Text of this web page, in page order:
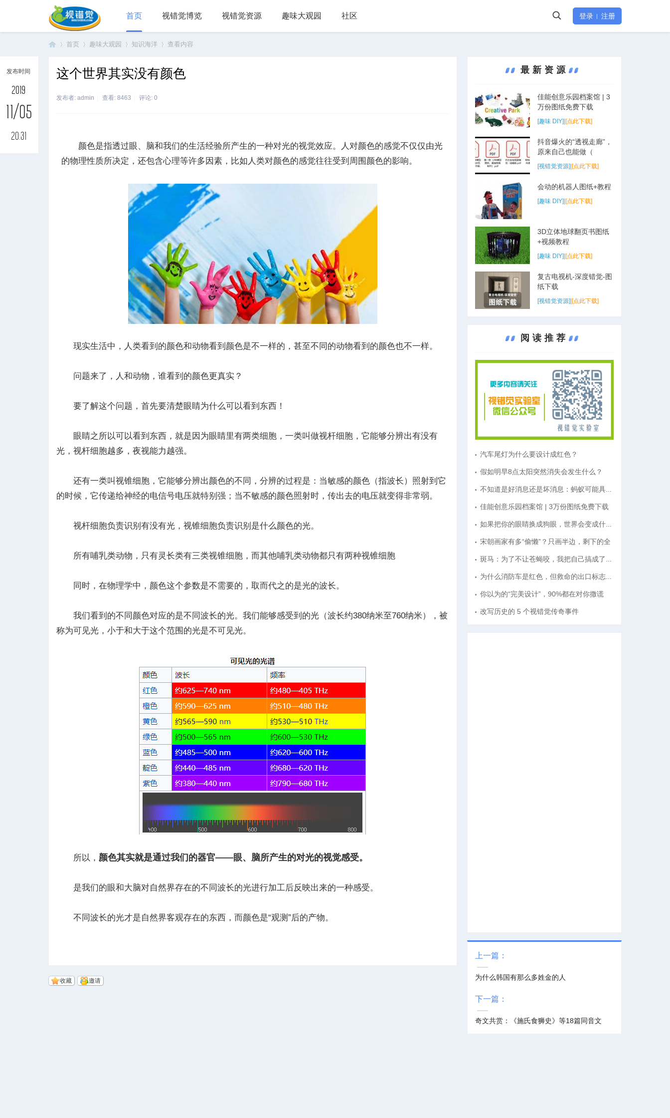
首页 视错觉博览 视错觉资源 趣味大观园 社区 登录 注册
首页 趣味大观园 知识海洋 查看内容
发布时间
2019
11/05
20:31
这个世界其实没有颜色
发布者: admin 查看: 8463 评论: 0
颜色是指透过眼、脑和我们的生活经验所产生的一种对光的视觉效应。人对颜色的感觉不仅仅由光
的物理性质所决定，还包含心理等许多因素，比如人类对颜色的感觉往往受到周围颜色的影响。
现实生活中，人类看到的颜色和动物看到颜色是不一样的，甚至不同的动物看到的颜色也不一样。
问题来了，人和动物，谁看到的颜色更真实？
要了解这个问题，首先要清楚眼睛为什么可以看到东西！
眼睛之所以可以看到东西，就是因为眼睛里有两类细胞，一类叫做视杆细胞，它能够分辨出有没有
光，视杆细胞越多，夜视能力越强。
还有一类叫视锥细胞，它能够分辨出颜色的不同，分辨的过程是：当敏感的颜色（指波长）照射到它
的时候，它传递给神经的电信号电压就特别强；当不敏感的颜色照射时，传出去的电压就变得非常弱。
视杆细胞负责识别有没有光，视锥细胞负责识别是什么颜色的光。
所有哺乳类动物，只有灵长类有三类视锥细胞，而其他哺乳类动物都只有两种视锥细胞
同时，在物理学中，颜色这个参数是不需要的，取而代之的是光的波长。
我们看到的不同颜色对应的是不同波长的光。我们能够感受到的光（波长约380纳米至760纳米），被
称为可见光，小于和大于这个范围的光是不可见光。
所以， 颜色其实就是通过我们的器官——眼、脑所产生的对光的视觉感受。
是我们的眼和大脑对自然界存在的不同波长的光进行加工后反映出来的一种感受。
不同波长的光才是自然界客观存在的东西，而颜色是“观测”后的产物。
收藏 邀请
最新资源
佳能创意乐园档案馆 | 3
万份图纸免费下载
[趣味 DIY] [点此下载]
抖音爆火的“透视走廊”，
原来自己也能做（
[视错觉资源] [点此下载]
会动的机器人图纸+教程
[趣味 DIY] [点此下载]
3D立体地球翻页书图纸
+视频教程
[趣味 DIY] [点此下载]
复古电视机-深度错觉-图
纸下载
[视错觉资源] [点此下载]
阅读推荐
汽车尾灯为什么要设计成红色？
假如明早8点太阳突然消失会发生什么？
不知道是好消息还是坏消息：蚂蚁可能具有“
佳能创意乐园档案馆 | 3万份图纸免费下载
如果把你的眼睛换成狗眼，世界会变成什么样
宋朝画家有多“偷懒”？只画半边，剩下的全
斑马：为了不让苍蝇咬，我把自己搞成了晕眩
为什么消防车是红色，但救命的出口标志必须
你以为的“完美设计”，90%都在对你撒谎
改写历史的 5 个视错觉传奇事件
上一篇：
为什么韩国有那么多姓金的人
下一篇：
奇文共赏：《施氏食狮史》等18篇同音文